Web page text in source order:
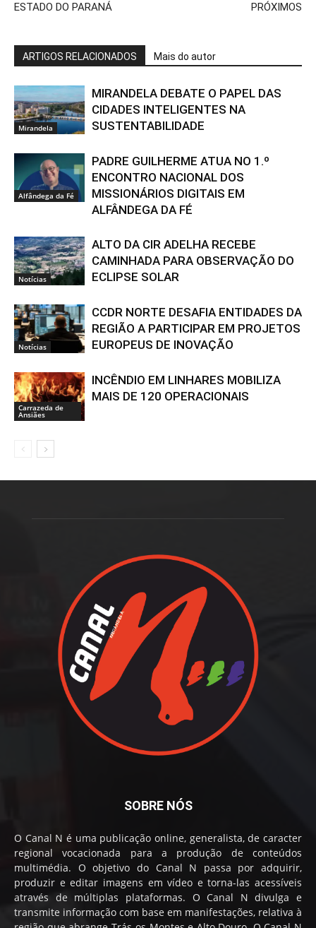
ESTADO DO PARANÁ
PRÓXIMOS
ARTIGOS RELACIONADOS Mais do autor
Mirandela
MIRANDELA DEBATE O PAPEL DAS
CIDADES INTELIGENTES NA
SUSTENTABILIDADE
Alfândega da Fé
PADRE GUILHERME ATUA NO 1.º
ENCONTRO NACIONAL DOS
MISSIONÁRIOS DIGITAIS EM
ALFÂNDEGA DA FÉ
Notícias
ALTO DA CIR ADELHA RECEBE
CAMINHADA PARA OBSERVAÇÃO DO
ECLIPSE SOLAR
Notícias
CCDR NORTE DESAFIA ENTIDADES DA
REGIÃO A PARTICIPAR EM PROJETOS
EUROPEUS DE INOVAÇÃO
Carrazeda de
Ansiães
INCÊNDIO EM LINHARES MOBILIZA
MAIS DE 120 OPERACIONAIS
SOBRE NÓS
O Canal N é uma publicação online, generalista, de caracter
regional vocacionada para a produção de conteúdos
multimédia. O objetivo do Canal N passa por adquirir,
produzir e editar imagens em vídeo e torna-las acessíveis
através de múltiplas plataformas. O Canal N divulga e
transmite informação com base em manifestações, relativa à